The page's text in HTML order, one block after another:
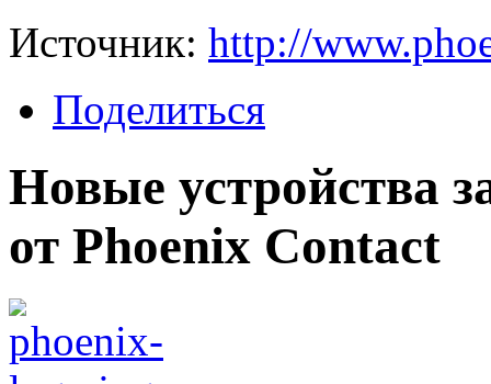
Источник: http://
Поделиться
Новые устройства
от Phoenix Contact